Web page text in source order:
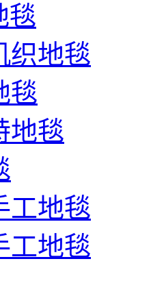
毯
织地毯
毯
地毯
工地毯
工地毯